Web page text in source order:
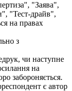
"Заява",
"Тест-драйв",
на правах
з
чи наступне
на
забороняється.
є автор